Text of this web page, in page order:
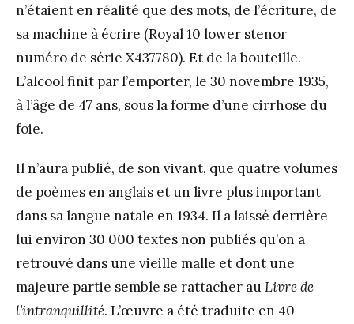
n’étaient en réalité que des mots, de l’écriture, de
sa machine à écrire (Royal 10 lower stenor
numéro de série X437780). Et de la bouteille.
L’alcool finit par l’emporter, le 30 novembre 1935,
à l’âge de 47 ans, sous la forme d’une cirrhose du
foie.
Il n’aura publié, de son vivant, que quatre volumes
de poèmes en anglais et un livre plus important
dans sa langue natale en 1934. Il a laissé derrière
lui environ 30 000 textes non publiés qu’on a
retrouvé dans une vieille malle et dont une
majeure partie semble se rattacher auLivre de
l’intranquillité. L’œuvre a été traduite en 40